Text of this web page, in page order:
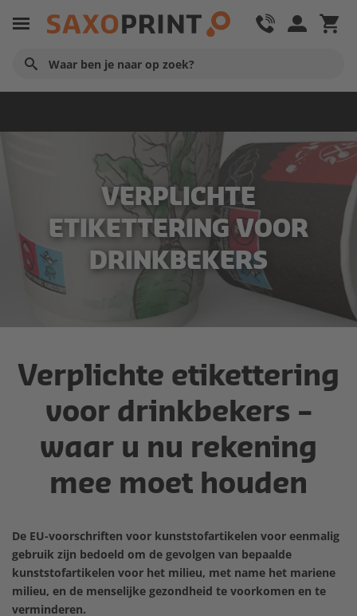
VERPLICHTE
ETIKETTERING VOOR
DRINKBEKERS
Verplichte etikettering
voor drinkbekers –
waar u nu rekening
mee moet houden
De EU-voorschriften voor kunststofartikelen voor eenmalig
gebruik zijn bedoeld om de gevolgen van bepaalde
kunststofartikelen voor het milieu, met name het mariene
milieu, en de menselijke gezondheid te voorkomen en te
verminderen.